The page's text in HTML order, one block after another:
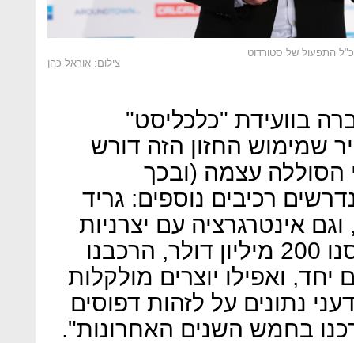
צילום: אוראל כהן
בוועידת "כלכליסט"
שמימוש החזון הזה דורש
הסוללה עצמה (ובכך
רכיבים נוספים: גריד
אינטרגרציה עם יצרניות
הרכב. "וכדי לעשות את זה גייסנו 200 מיליון דולר, הרכבנו
ואפילו יוצרים מולקלות
נתונים על לזהות דפוסים
בחמש השנים האחרונות".